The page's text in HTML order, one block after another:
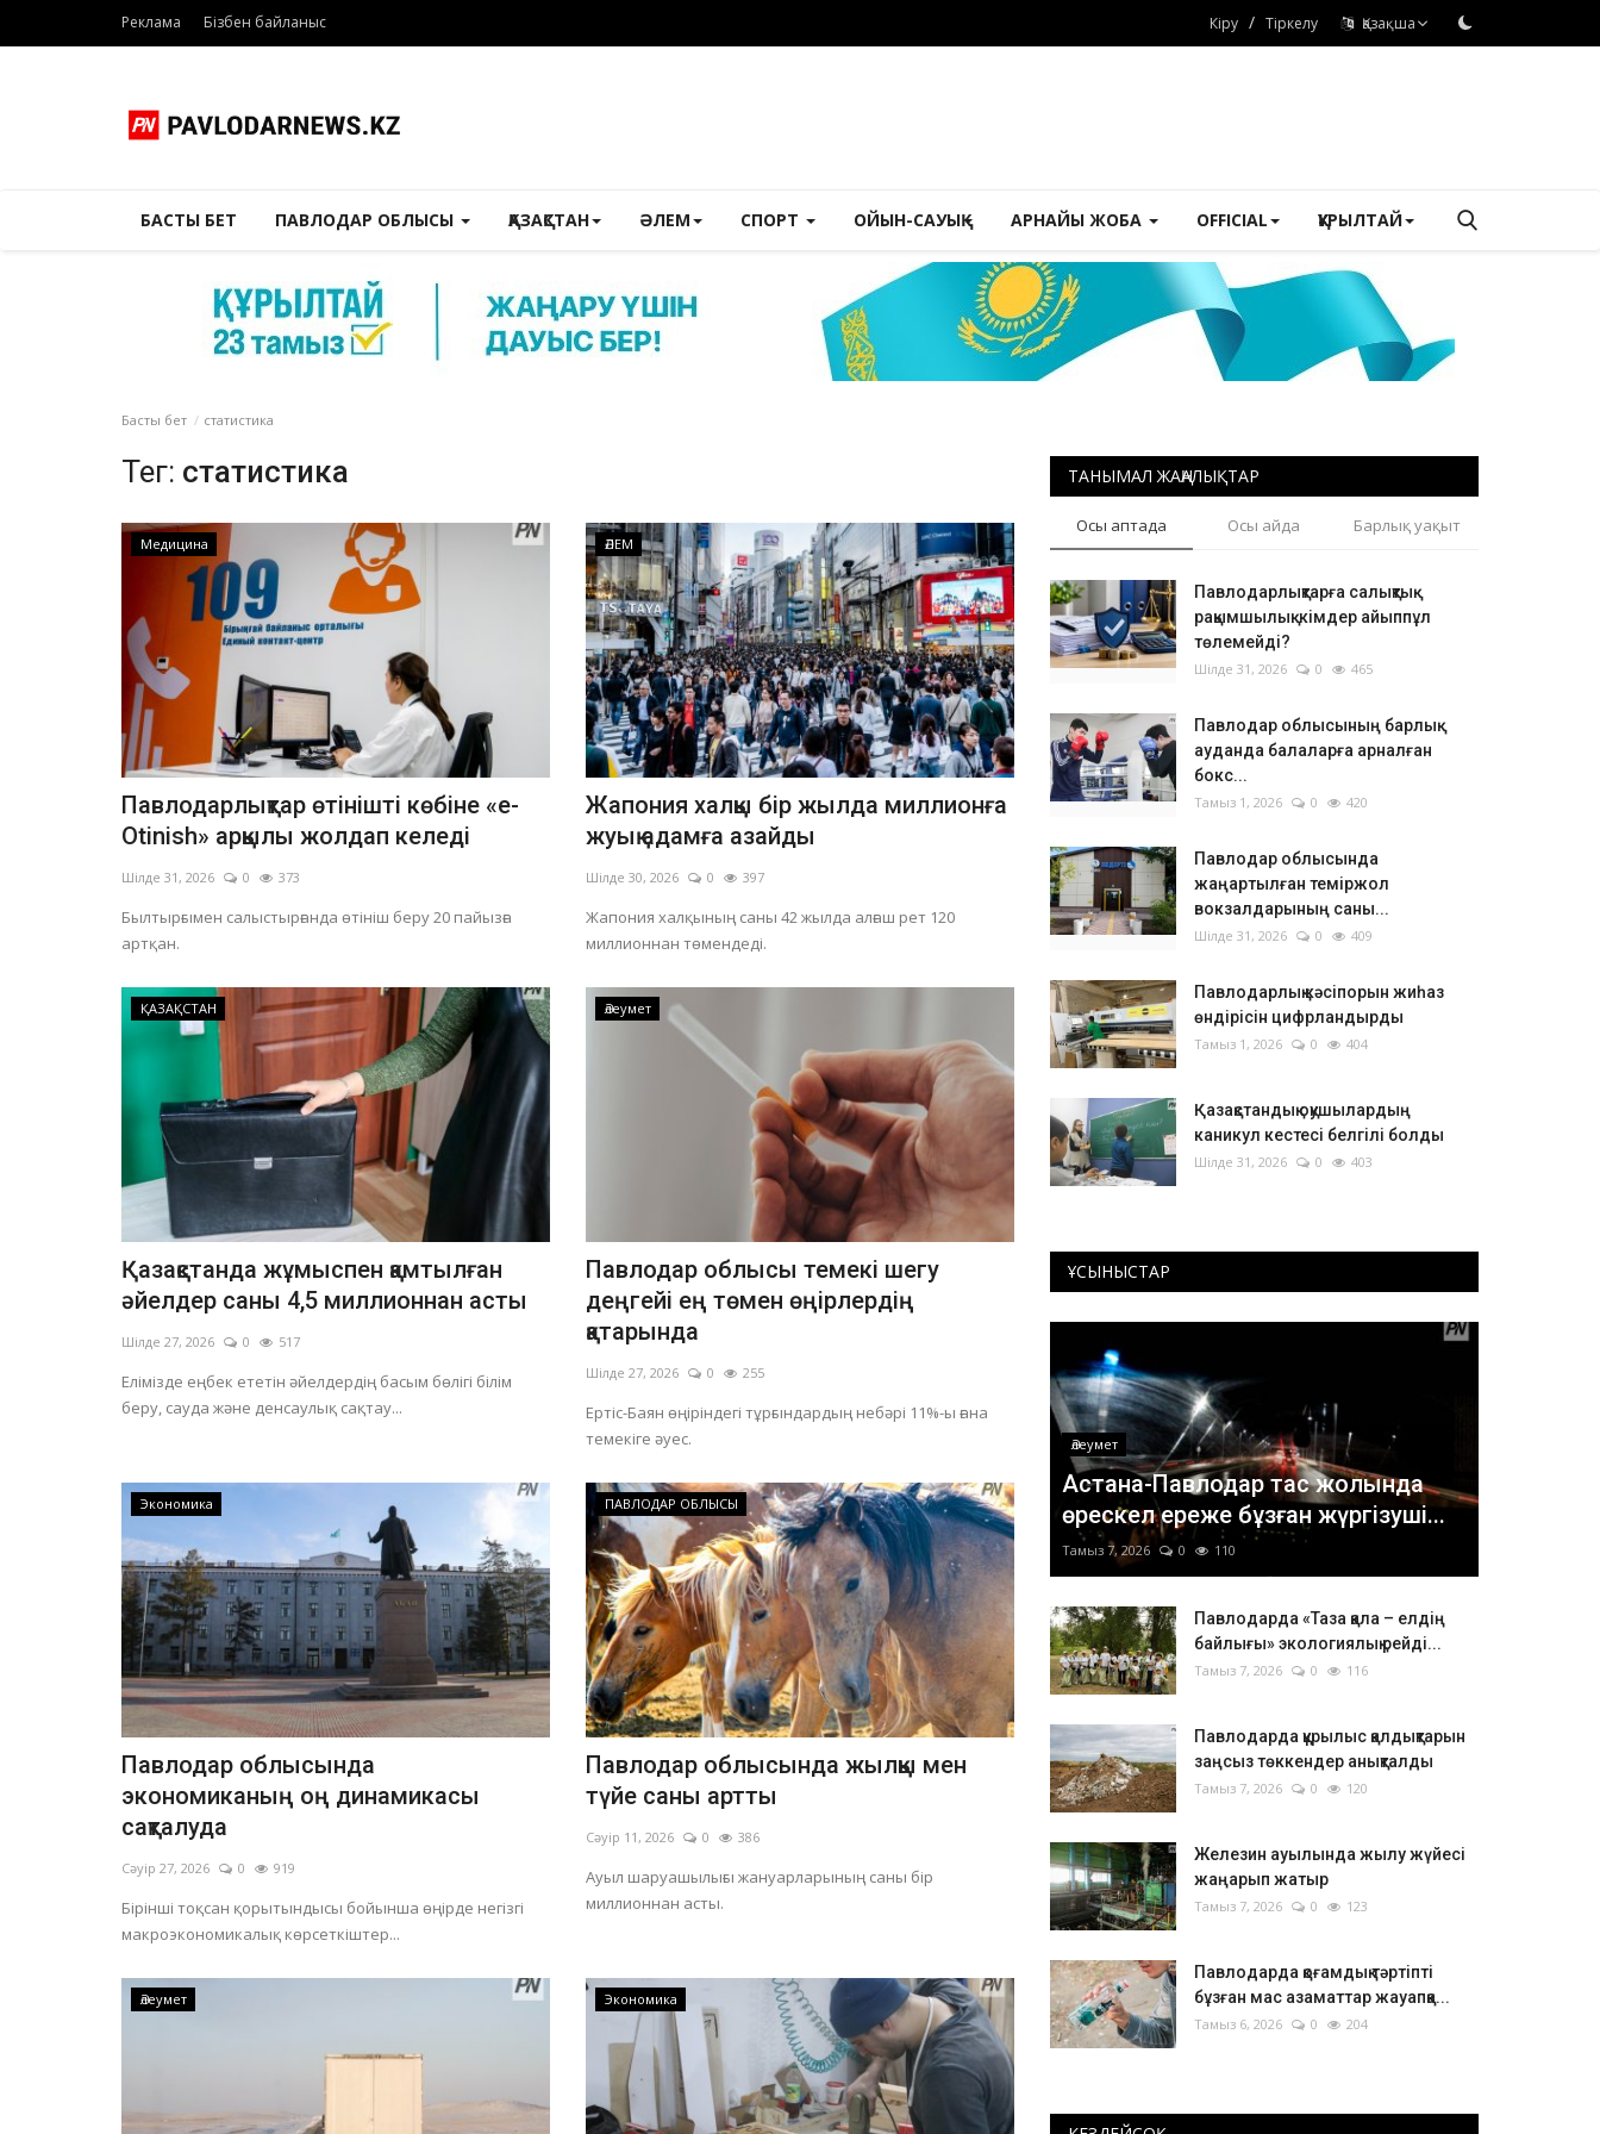
Реклама Бізбен байланыс Кіру / Тіркелу Қазақша
БАСТЫ БЕТ ПАВЛОДАР ОБЛЫСЫ ҚАЗАҚСТАН ӘЛЕМ СПОРТ ОЙЫН-САУЫҚ АРНАЙЫ ЖОБА OFFICIAL ҚҰРЫЛТАЙ
Басты бет статистика
Тег: статистика
Медицина
Павлодарлықтар өтінішті көбіне «e-
Otinish» арқылы жолдап келеді
Шілде 31, 2026 0 373
Былтырғымен салыстырғанда өтініш беру 20 пайызға
артқан.
ӘЛЕМ
Жапония халқы бір жылда миллионға
жуық адамға азайды
Шілде 30, 2026 0 397
Жапония халқының саны 42 жылда алғаш рет 120
миллионнан төмендеді.
ҚАЗАҚСТАН
Қазақстанда жұмыспен қамтылған
әйелдер саны 4,5 миллионнан асты
Шілде 27, 2026 0 517
Елімізде еңбек ететін әйелдердің басым бөлігі білім
беру, сауда және денсаулық сақтау...
Әлеумет
Павлодар облысы темекі шегу
деңгейі ең төмен өңірлердің
қатарында
Шілде 27, 2026 0 255
Ертіс-Баян өңіріндегі тұрғындардың небәрі 11%-ы ғана
темекіге әуес.
Экономика
Павлодар облысында
экономиканың оң динамикасы
сақталуда
Сәуір 27, 2026 0 919
Бірінші тоқсан қорытындысы бойынша өңірде негізгі
макроэкономикалық көрсеткіштер...
ПАВЛОДАР ОБЛЫСЫ
Павлодар облысында жылқы мен
түйе саны артты
Сәуір 11, 2026 0 386
Ауыл шаруашылығы жануарларының саны бір
миллионнан асты.
Әлеумет Экономика
ТАНЫМАЛ ЖАҢАЛЫҚТАР
Осы аптада Осы айда Барлық уақыт
Павлодарлықтарға салықтық
рақымшылық: кімдер айыппұл
төлемейді?
Шілде 31, 2026 0 465
Павлодар облысының барлық
ауданда балаларға арналған
бокс...
Тамыз 1, 2026 0 420
Павлодар облысында
жаңартылған теміржол
вокзалдарының саны...
Шілде 31, 2026 0 409
Павлодарлық кәсіпорын жиһаз
өндірісін цифрландырды
Тамыз 1, 2026 0 404
Қазақстандық оқушылардың
каникул кестесі белгілі болды
Шілде 31, 2026 0 403
ҰСЫНЫСТАР
Әлеумет
Астана-Павлодар тас жолында
өрескел ереже бұзған жүргізуші...
Тамыз 7, 2026 0 110
Павлодарда «Таза қала – елдің
байлығы» экологиялық рейді...
Тамыз 7, 2026 0 116
Павлодарда құрылыс қалдықтарын
заңсыз төккендер анықталды
Тамыз 7, 2026 0 120
Железин ауылында жылу жүйесі
жаңарып жатыр
Тамыз 7, 2026 0 123
Павлодарда қоғамдық тәртіпті
бұзған мас азаматтар жауапқа...
Тамыз 6, 2026 0 204